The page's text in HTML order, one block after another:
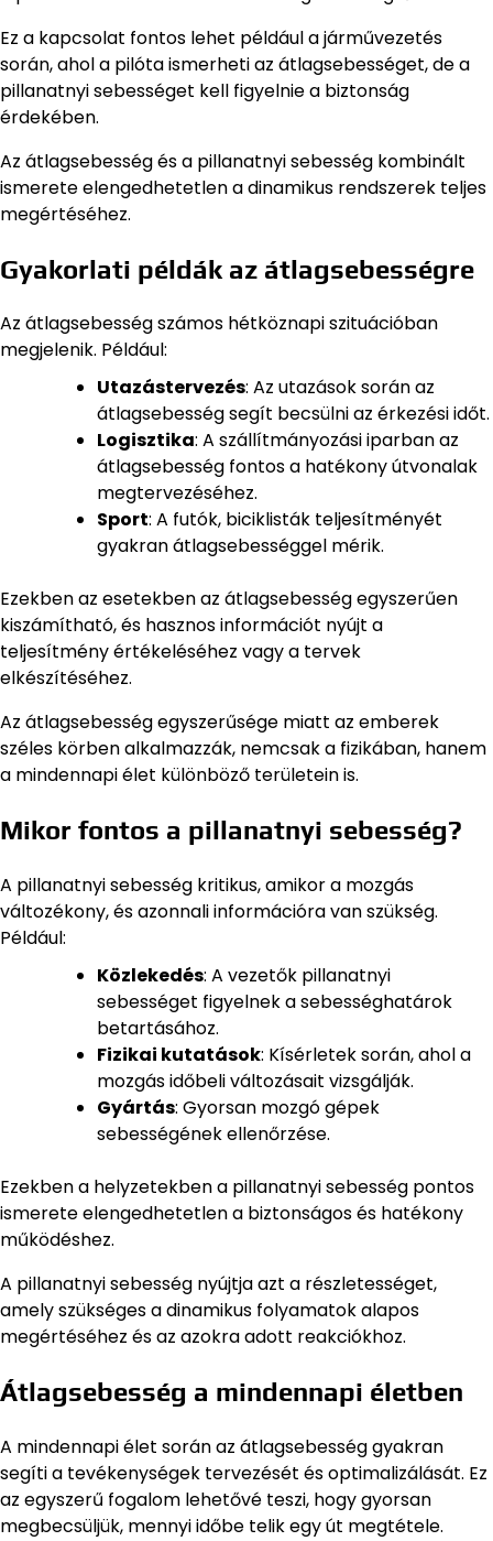
Ez a kapcsolat fontos lehet például a járművezetés
során, ahol a pilóta ismerheti az átlagsebességet, de a
pillanatnyi sebességet kell figyelnie a biztonság
érdekében.
Az átlagsebesség és a pillanatnyi sebesség kombinált
ismerete elengedhetetlen a dinamikus rendszerek teljes
megértéséhez.
Gyakorlati példák az átlagsebességre
Az átlagsebesség számos hétköznapi szituációban
megjelenik. Például:
Utazástervezés: Az utazások során az
átlagsebesség segít becsülni az érkezési időt.
Logisztika: A szállítmányozási iparban az
átlagsebesség fontos a hatékony útvonalak
megtervezéséhez.
Sport: A futók, biciklisták teljesítményét
gyakran átlagsebességgel mérik.
Ezekben az esetekben az átlagsebesség egyszerűen
kiszámítható, és hasznos információt nyújt a
teljesítmény értékeléséhez vagy a tervek
elkészítéséhez.
Az átlagsebesség egyszerűsége miatt az emberek
széles körben alkalmazzák, nemcsak a fizikában, hanem
a mindennapi élet különböző területein is.
Mikor fontos a pillanatnyi sebesség?
A pillanatnyi sebesség kritikus, amikor a mozgás
változékony, és azonnali információra van szükség.
Például:
Közlekedés: A vezetők pillanatnyi
sebességet figyelnek a sebességhatárok
betartásához.
Fizikai kutatások: Kísérletek során, ahol a
mozgás időbeli változásait vizsgálják.
Gyártás: Gyorsan mozgó gépek
sebességének ellenőrzése.
Ezekben a helyzetekben a pillanatnyi sebesség pontos
ismerete elengedhetetlen a biztonságos és hatékony
működéshez.
A pillanatnyi sebesség nyújtja azt a részletességet,
amely szükséges a dinamikus folyamatok alapos
megértéséhez és az azokra adott reakciókhoz.
Átlagsebesség a mindennapi életben
A mindennapi élet során az átlagsebesség gyakran
segíti a tevékenységek tervezését és optimalizálását. Ez
az egyszerű fogalom lehetővé teszi, hogy gyorsan
megbecsüljük, mennyi időbe telik egy út megtétele.